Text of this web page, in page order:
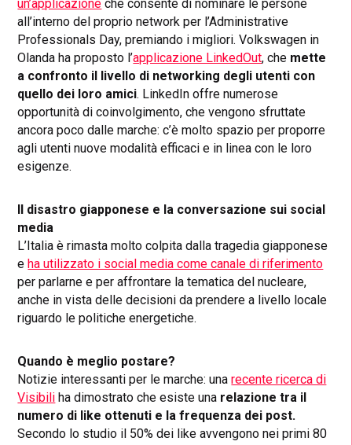
un’applicazione che consente di nominare le persone
all’interno del proprio network per l’Administrative
Professionals Day, premiando i migliori. Volkswagen in
Olanda ha proposto l’applicazione LinkedOut, che mette
a confronto il livello di networking degli utenti con
quello dei loro amici. LinkedIn offre numerose
opportunità di coinvolgimento, che vengono sfruttate
ancora poco dalle marche: c’è molto spazio per proporre
agli utenti nuove modalità efficaci e in linea con le loro
esigenze.
Il disastro giapponese e la conversazione sui social
media
L’Italia è rimasta molto colpita dalla tragedia giapponese
eha utilizzato i social media come canale di riferimento
per parlarne e per affrontare la tematica del nucleare,
anche in vista delle decisioni da prendere a livello locale
riguardo le politiche energetiche.
Quando è meglio postare?
Notizie interessanti per le marche: unarecente ricerca di
Visibili ha dimostrato che esiste una relazione tra il
numero di like ottenuti e la frequenza dei post.
Secondo lo studio il 50% dei like avvengono nei primi 80